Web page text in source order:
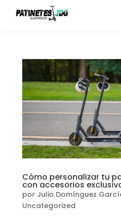
Cómo personalizar tu
con accesorios
por Julio Domínguez
Uncategorized